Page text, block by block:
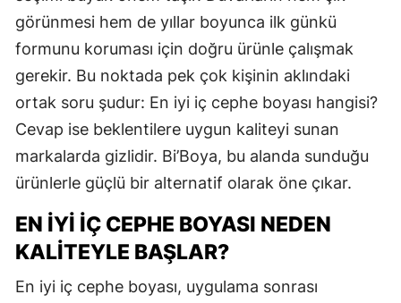
görünmesi hem de yıllar boyunca ilk günkü
formunu koruması için doğru ürünle çalışmak
gerekir. Bu noktada pek çok kişinin aklındaki
ortak soru şudur: En iyi iç cephe boyası hangisi?
Cevap ise beklentilere uygun kaliteyi sunan
markalarda gizlidir. Bi’Boya, bu alanda sunduğu
ürünlerle güçlü bir alternatif olarak öne çıkar.
EN İYI İÇ CEPHE BOYASI NEDEN
KALITEYLE BAŞLAR?
En iyi iç cephe boyası, uygulama sonrası